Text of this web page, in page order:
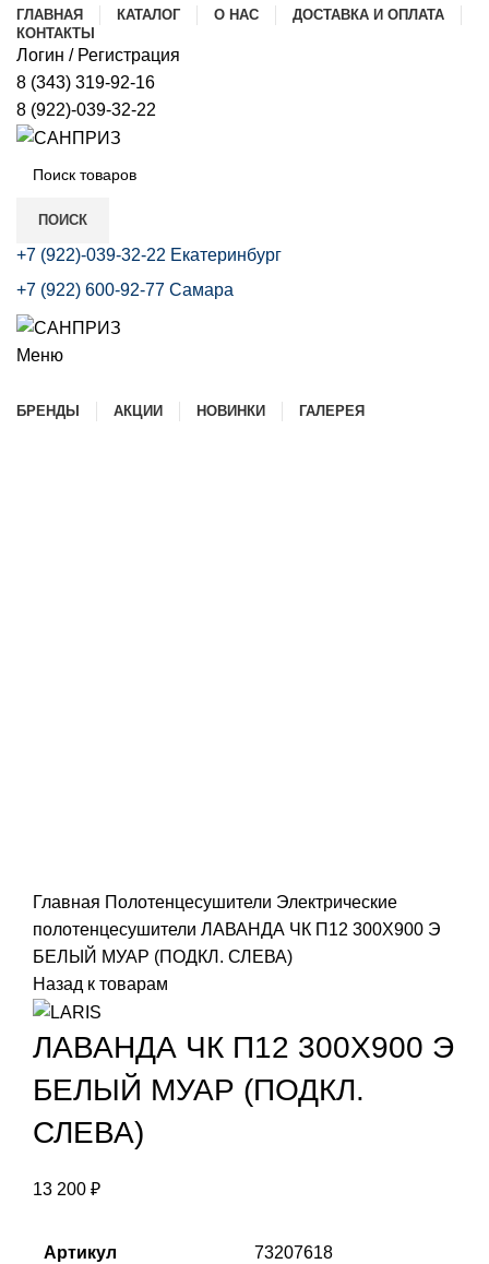
ГЛАВНАЯ КАТАЛОГ О НАС
ДОСТАВКА И ОПЛАТА
КОНТАКТЫ
Логин / Регистрация
8 (343) 319-92-16
8 (922)-039-32-22
ПОИСК
+7 (922)-039-32-22 Екатеринбург
+7 (922) 600-92-77 Самара
Меню
БРЕНДЫ АКЦИИ НОВИНКИ ГАЛЕРЕЯ
Главная Полотенцесушители Электрические
полотенцесушители ЛАВАНДА ЧК П12 300Х900 Э
БЕЛЫЙ МУАР (ПОДКЛ. СЛЕВА)
Назад к товарам
ЛАВАНДА ЧК П12 300Х900 Э
БЕЛЫЙ МУАР (ПОДКЛ.
СЛЕВА)
13 200 ₽
Артикул 73207618